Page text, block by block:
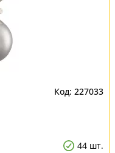
227033
44 шт.